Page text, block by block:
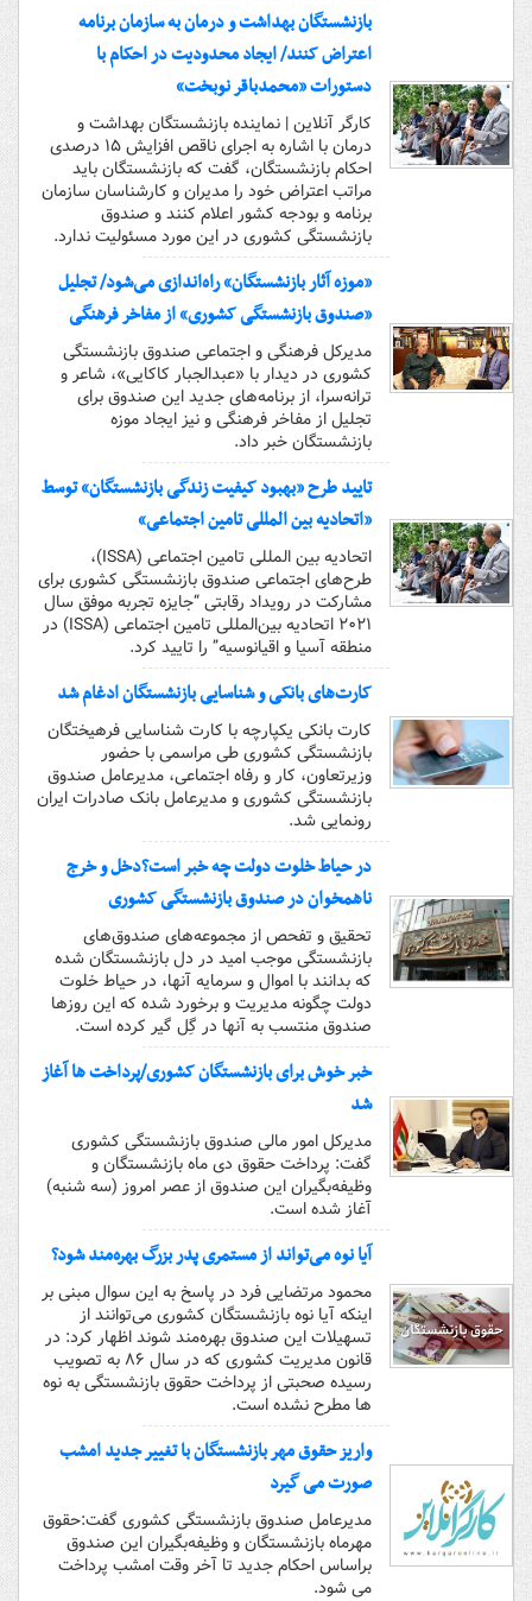
بازنشستگان بهداشت و درمان به سازمان برنامه
اعتراض کنند/ ایجاد محدودیت در احکام با
دستورات «محمدباقر نوبخت»
کارگر آنلاین | نماینده بازنشستگان بهداشت و
درمان با اشاره به اجرای ناقص افزایش ۱۵ درصدی
احکام بازنشستگان، گفت که بازنشستگان باید
مراتب اعتراض خود را مدیران و کارشناسان سازمان
برنامه و بودجه کشور اعلام کنند و صندوق
بازنشستگی کشوری در این مورد مسئولیت ندارد.
«موزه آثار بازنشستگان» راه‌اندازی می‌شود/ تجلیل
«صندوق بازنشستگی کشوری» از مفاخر فرهنگی
مدیرکل فرهنگی و اجتماعی صندوق بازنشستگی
کشوری در دیدار با «عبدالجبار کاکایی»، شاعر و
ترانه‌سرا، از برنامه‌های جدید این صندوق برای
تجلیل از مفاخر فرهنگی و نیز ایجاد موزه
بازنشستگان خبر داد.
تایید طرح «بهبود کیفیت زندگی بازنشستگان» توسط
«اتحادیه بین المللی تامین اجتماعی»
اتحادیه بین المللی تامین اجتماعی (ISSA)،
طرح‌های اجتماعی صندوق بازنشستگی کشوری برای
مشارکت در رویداد رقابتی “جایزه تجربه موفق سال
۲۰۲۱ اتحادیه بین‌المللی تامین اجتماعی (ISSA) در
منطقه آسیا و اقیانوسیه” را تایید کرد.
کارت‌های بانکی و شناسایی بازنشستگان ادغام شد
کارت بانکی یکپارچه با کارت شناسایی فرهیختگان
بازنشستگی کشوری طی مراسمی با حضور
وزیرتعاون، کار و رفاه اجتماعی، مدیرعامل صندوق
بازنشستگی کشوری و مدیرعامل بانک صادرات ایران
رونمایی شد.
در حیاط خلوت دولت چه خبر است؟دخل و خرج
ناهمخوان در صندوق بازنشستگی کشوری
تحقیق و تفحص از مجموعه‌های صندوق‌های
بازنشستگی موجب امید در دل بازنشستگان شده
که بدانند با اموال و سرمایه آنها، در حیاط خلوت
دولت چگونه مدیریت و برخورد شده که این روزها
صندوق منتسب به آنها در گِل گیر کرده است.
خبر خوش برای بازنشستگان کشوری/پرداخت ها آغاز
شد
مدیرکل امور مالی صندوق بازنشستگی کشوری
گفت: پرداخت حقوق دی ماه بازنشستگان و
وظیفه‌بگیران این صندوق از عصر امروز (سه شنبه)
آغاز شده است.
آیا نوه می‌تواند از مستمری پدر بزرگ بهره‌مند شود؟
محمود مرتضایی فرد در پاسخ به این سوال مبنی بر
اینکه آیا نوه بازنشستگان کشوری می‌توانند از
تسهیلات این صندوق بهره‌مند شوند اظهار کرد: در
قانون مدیریت کشوری که در سال ۸۶ به تصویب
رسیده صحبتی از پرداخت حقوق بازنشستگی به نوه
ها مطرح نشده است.
واریز حقوق مهر بازنشستگان با تغییر جدید امشب
صورت می گیرد
مدیرعامل صندوق بازنشستگی کشوری گفت:حقوق
مهرماه بازنشستگان و وظیفه‌بگیران این صندوق
براساس احکام جدید تا آخر وقت امشب پرداخت
می شود.